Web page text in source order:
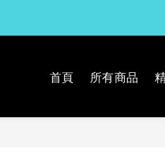
首頁 所有商品